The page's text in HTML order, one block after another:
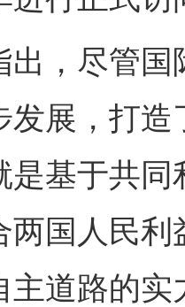
尽管国
发展，打
是基于共
两国人民
主道路的